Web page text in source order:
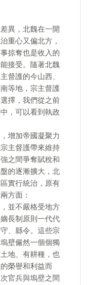
異，北魏在一開
重心又偏北方，
掠奪也是收入的
接受。隨著北魏
督護的今山西、
等地，宗主督護
擇，我們從之前
，可以看到執政
增加帝國凝聚力
主督護帶來維持
之間爭奪賦稅和
的逐漸擴大，北
實行統治，原有
方面：
並不嚴格受地方
長制原則一代代
、縣令。這些宗
壁儼然一個個獨
地、有耕種，也
榮譽和利益而
官兵與塢壁之間